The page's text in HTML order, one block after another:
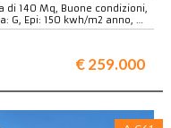
di 140 Mq, Buone condizioni,
G, Epi: 150 kwh/m2 anno, …
€ 259.000